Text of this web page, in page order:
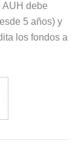
AUH debe
5 años) y
los fondos a